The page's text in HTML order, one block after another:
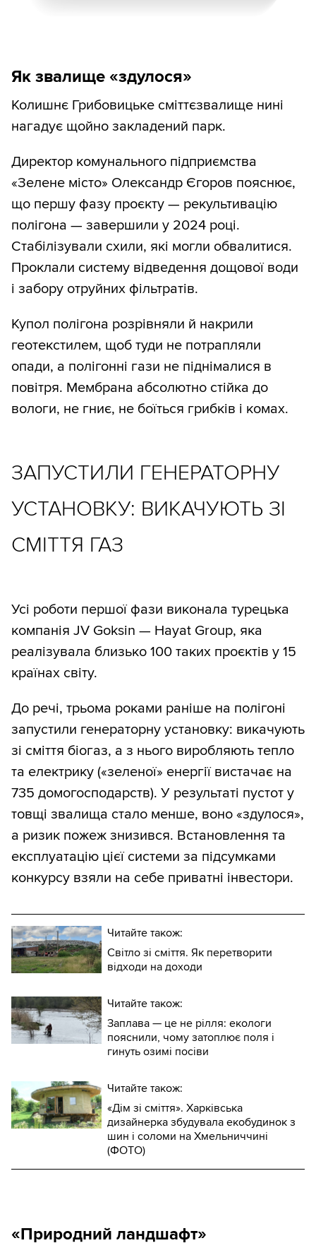
Як звалище «здулося»
Колишнє Грибовицьке сміттєзвалище нині
нагадує щойно закладений парк.
Директор комунального підприємства
«Зелене місто» Олександр Єгоров пояснює,
що першу фазу проєкту — рекультивацію
полігона — завершили у 2024 році.
Стабілізували схили, які могли обвалитися.
Проклали систему відведення дощової води
і забору отруйних фільтратів.
Купол полігона розрівняли й накрили
геотекстилем, щоб туди не потрапляли
опади, а полігонні гази не піднімалися в
повітря. Мембрана абсолютно стійка до
вологи, не гниє, не боїться грибків і комах.
ЗАПУСТИЛИ ГЕНЕРАТОРНУ
УСТАНОВКУ: ВИКАЧУЮТЬ ЗІ
СМІТТЯ ГАЗ
Усі роботи першої фази виконала турецька
компанія JV Goksin — Hayat Group, яка
реалізувала близько 100 таких проєктів у 15
країнах світу.
До речі, трьома роками раніше на полігоні
запустили генераторну установку: викачують
зі сміття біогаз, а з нього виробляють тепло
та електрику («зеленої» енергії вистачає на
735 домогосподарств). У результаті пустот у
товщі звалища стало менше, воно «здулося»,
а ризик пожеж знизився. Встановлення та
експлуатацію цієї системи за підсумками
конкурсу взяли на себе приватні інвестори.
Читайте також:
Світло зі сміття. Як перетворити
відходи на доходи
Читайте також:
Заплава — це не рілля: екологи
пояснили, чому затоплює поля і
гинуть озимі посіви
Читайте також:
«Дім зі сміття». Харківська
дизайнерка збудувала екобудинок з
шин і соломи на Хмельниччині
(ФОТО)
«Природний ландшафт»